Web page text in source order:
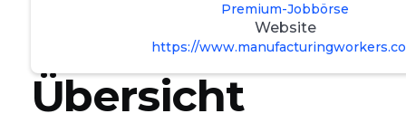
Premium-Jobbörse
Website
https://
Übersicht